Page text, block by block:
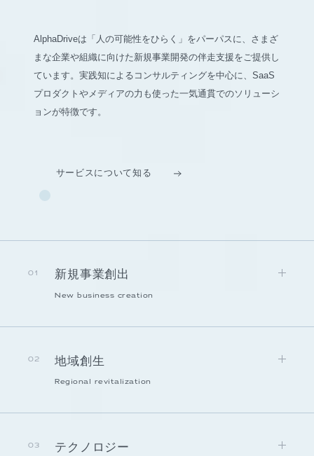
AlphaDriveは「人の可能性をひらく」をパーパスに、さまざ
まな企業や組織に向けた新規事業開発の伴走支援をご提供し
ています。実践知によるコンサルティングを中心に、SaaS
プロダクトやメディアの力も使った一気通貫でのソリューシ
ョンが特徴です。
サービスについて知る
01 新規事業創出
New business creation
02 地域創生
Regional revitalization
03 テクノロジー